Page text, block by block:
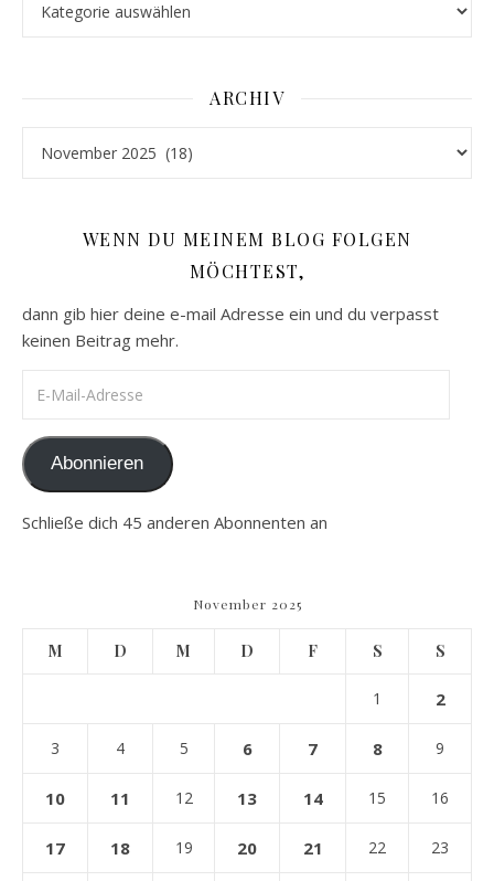
ARCHIV
WENN DU MEINEM BLOG FOLGEN
MÖCHTEST,
dann gib hier deine e-mail Adresse ein und du verpasst
keinen Beitrag mehr.
Abonnieren
Schließe dich 45 anderen Abonnenten an
November 2025
M D M D F S S
1 2
3 4 5 6 7 8 9
10 11 12 13 14 15 16
17 18 19 20 21 22 23